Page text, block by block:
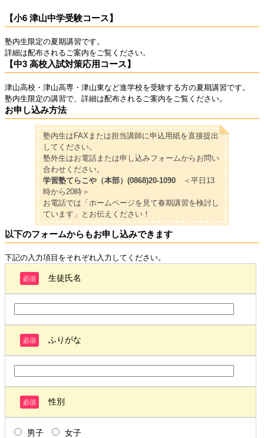
【小6 津山中学受験コース】
塾内生限定の夏期講習です。
詳細は配布されるご案内をご覧ください。
【中3 高校入試対策応用コース】
津山高校・津山高専・津山東など進学校を受験する方の夏期講習です。
塾内生限定の講習で、詳細は配布されるご案内をご覧ください。
お申し込み方法
塾内生はFAXまたは担当講師に申込用紙を直接提出
してください。
塾外生はお電話または申し込みフォームからお問い
合わせください。
学習塾てらこや（本部） (0868)20-1090＜平日13
時から20時＞
お電話では「ホームページを見て春期講習を検討し
ています」とお伝えください！
以下のフォームからもお申し込みできます
下記の入力項目をそれぞれ入力してください。
必須 生徒氏名
必須 ふりがな
必須 性別
男子 女子